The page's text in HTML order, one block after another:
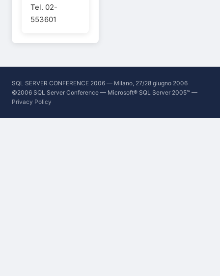
Tel. 02-
553601
SQL SERVER CONFERENCE 2006 — Milano, 27/28 giugno 2006
©2006 SQL Server Conference — Microsoft® SQL Server 2005™ —
Privacy Policy